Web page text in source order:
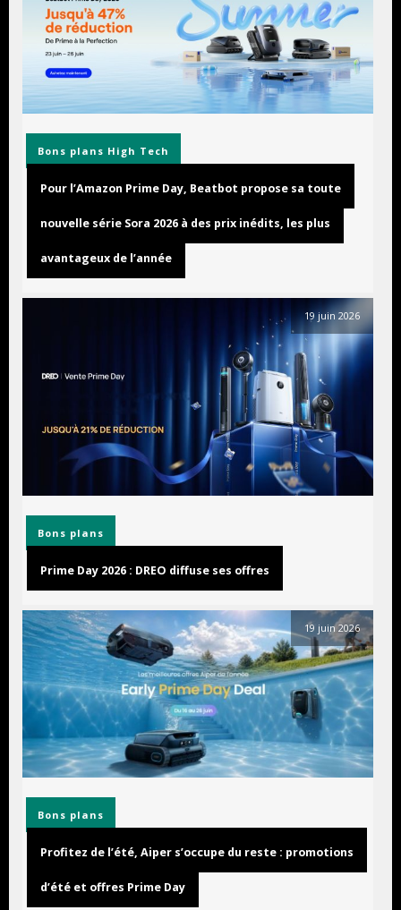
Bons plans High Tech
Pour l’Amazon Prime Day, Beatbot propose sa toute
nouvelle série Sora 2026 à des prix inédits, les plus
avantageux de l’année
19 juin 2026
Bons plans
Prime Day 2026 : DREO diffuse ses offres
19 juin 2026
Bons plans
Profitez de l’été, Aiper s’occupe du reste : promotions
d’été et offres Prime Day